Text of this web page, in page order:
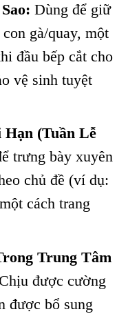
Dùng để giữ
gà/quay, một
đầu bếp cắt cho
vệ sinh tuyệt
(Tuần Lễ
trưng bày xuyên
chủ đề (ví dụ:
cách trang
Trung Tâm
Chịu được cường
được bổ sung